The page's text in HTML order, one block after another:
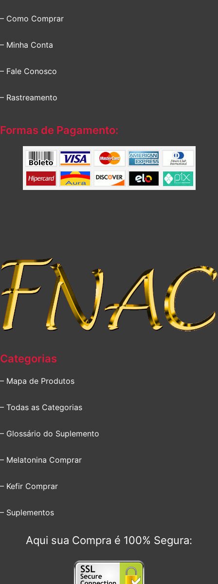
– Como Comprar
– Minha Conta
– Fale Conosco
– Rastreamento
Formas de Pagamento:
Categorias
– Mapa de Produtos
– Todas as Categorias
– Glossário do Suplemento
– Melatonina Comprar
– Kefir Comprar
– Suplementos
Aqui sua Compra é 100% Segura: